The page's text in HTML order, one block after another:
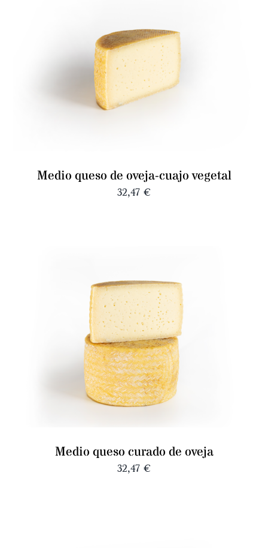
Medio queso de oveja-cuajo vegetal
32,47 €
Medio queso curado de oveja
32,47 €